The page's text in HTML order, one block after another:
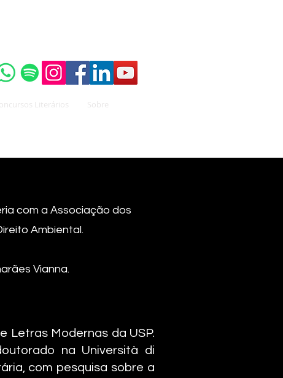
Literários Sobre
com a Associação dos
Ambiental.
Vianna.
Modernas da USP.
na Università di
com pesquisa sobre a